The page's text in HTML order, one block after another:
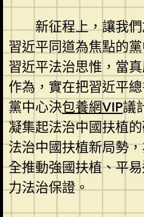
新征程上，讓我
習近平同道為焦點的
習近平法治思惟，當
作為，實在把習近平
黨中心決包養網VIP議
凝集起法治中國扶植
法治中國扶植新局勢
全推動強國扶植、平
力法治保證。